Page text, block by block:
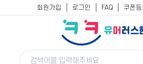
회원가입 로그인 FAQ 쿠폰등